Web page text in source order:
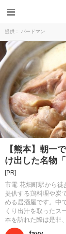
提供： バードマン
【熊本】朝一
け出した名物
[PR]
市電 花畑町駅から徒
提供する鶏料理や炭
める居酒屋です。中
くり出汁を取ったス
本を訪れた際は是非